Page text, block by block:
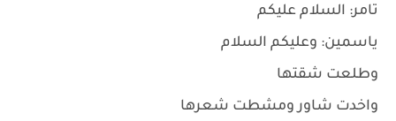
تامر: السلام عليكم
ياسمين: وعليكم السلام
وطلعت شقتها
واخدت شاور ومشطت شعرها